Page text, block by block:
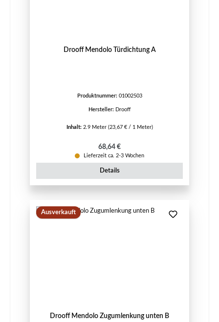
Drooff Mendolo Türdichtung A
Produktnummer: 01002503
Hersteller: Drooff
Inhalt: 2.9 Meter (23,67 € / 1 Meter)
Regulärer Preis:
68,64 €
Lieferzeit ca. 2-3 Wochen
Details
Ausverkauft
Drooff Mendolo Zugumlenkung unten B